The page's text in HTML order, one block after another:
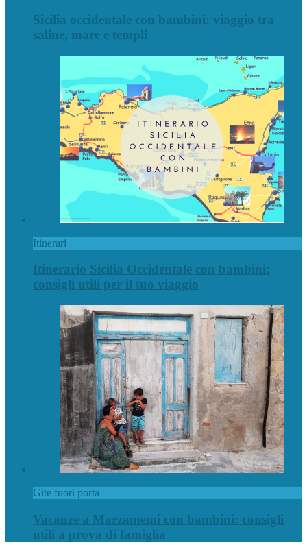
Sicilia occidentale con bambini: viaggio tra
saline, mare e templi
Itinerari
Itinerario Sicilia Occidentale con bambini:
consigli utili per il tuo viaggio
Gite fuori porta
Vacanze a Marzamemi con bambini: consigli
utili a prova di famiglia